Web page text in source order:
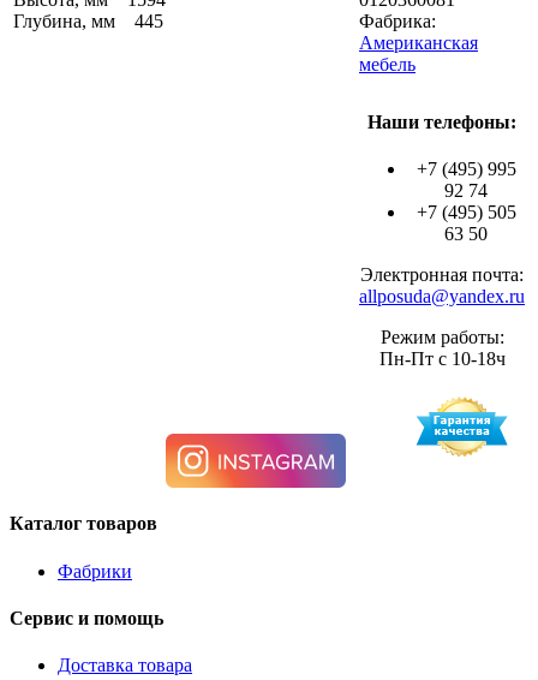
Глубина, мм 445
Фабрика:
Американская
мебель
Наши телефоны:
+7 (495) 995
92 74
+7 (495) 505
63 50
Электронная почта:
allposuda@yandex.ru
Режим работы:
Пн-Пт с 10-18ч
Каталог товаров
Фабрики
Сервис и помощь
Доставка товара